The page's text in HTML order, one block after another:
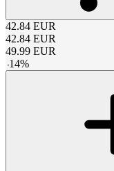
42.84 EUR
42.84 EUR
49.99 EUR
-14%